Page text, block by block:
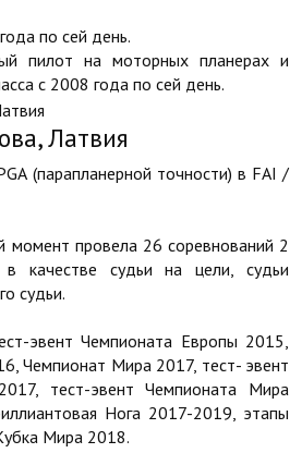
по сей день.
пилот на моторных планерах и
с 2008 года по сей день.
Латвия
(парапланерной точности) в FAI /
момент провела 26 соревнований 2
качестве судьи на цели, судьи
судьи.
эвент Чемпионата Европы 2015,
Чемпионат Мира 2017, тест- эвент
тест-эвент Чемпионата Мира
Нога 2017-2019, этапы
Мира 2018.